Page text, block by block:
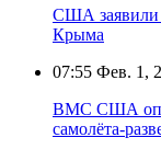
США заявили
Крыма
07:55 Фев. 1,
ВМС США
самолёта-